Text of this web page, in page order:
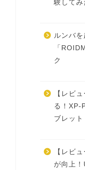
験してみ
ルンバ
「
ク
【レビ
る！XP-
ブレット
【レビ
が向上